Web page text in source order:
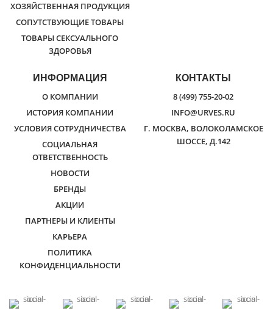
ХОЗЯЙСТВЕННАЯ ПРОДУКЦИЯ
СОПУТСТВУЮЩИЕ ТОВАРЫ
ТОВАРЫ СЕКСУАЛЬНОГО
ЗДОРОВЬЯ
ИНФОРМАЦИЯ
О КОМПАНИИ
ИСТОРИЯ КОМПАНИИ
УСЛОВИЯ СОТРУДНИЧЕСТВА
СОЦИАЛЬНАЯ
ОТВЕТСТВЕННОСТЬ
НОВОСТИ
БРЕНДЫ
АКЦИИ
ПАРТНЕРЫ И КЛИЕНТЫ
КАРЬЕРА
ПОЛИТИКА
КОНФИДЕНЦИАЛЬНОСТИ
КОНТАКТЫ
8 (499) 755-20-02
INFO@URVES.RU
Г. МОСКВА, ВОЛОКОЛАМСКОЕ
ШОССЕ, Д.142